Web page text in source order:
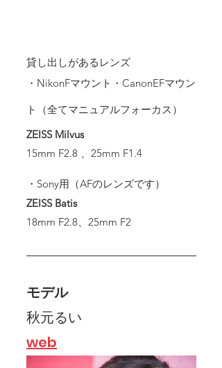
貸し出しがあるレンズ
・NikonFマウント・CanonEFマウン
ト（全てマニュアルフォーカス）
ZEISS Milvus
15mm F2.8 、25mm F1.4
・Sony用（AFのレンズです）
ZEISS Batis
18mm F2.8、25mm F2
モデル
秋元るい
web